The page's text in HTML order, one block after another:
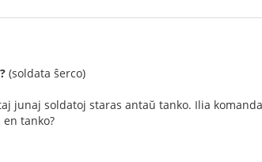
(soldata ŝerco)
junaj soldatoj staras antaŭ tanko. Ilia
en tanko?